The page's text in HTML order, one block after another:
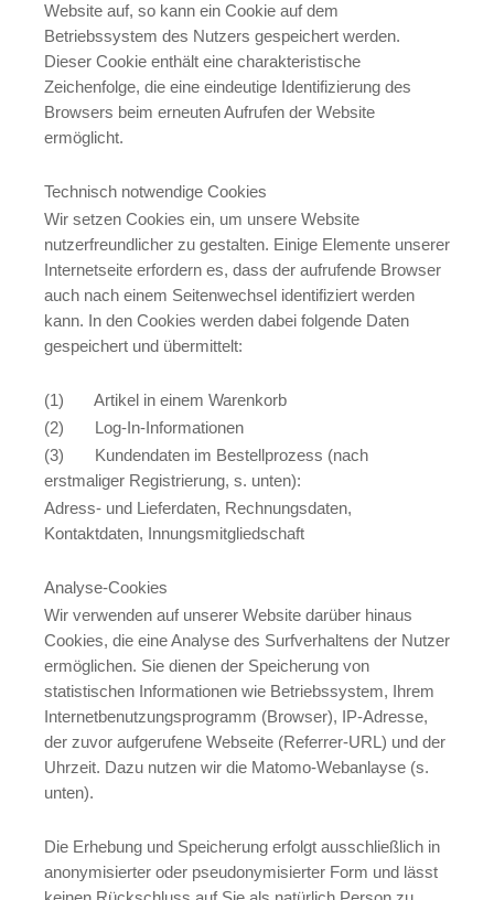
Website auf, so kann ein Cookie auf dem
Betriebssystem des Nutzers gespeichert werden.
Dieser Cookie enthält eine charakteristische
Zeichenfolge, die eine eindeutige Identifizierung des
Browsers beim erneuten Aufrufen der Website
ermöglicht.
Technisch notwendige Cookies
Wir setzen Cookies ein, um unsere Website
nutzerfreundlicher zu gestalten. Einige Elemente unserer
Internetseite erfordern es, dass der aufrufende Browser
auch nach einem Seitenwechsel identifiziert werden
kann. In den Cookies werden dabei folgende Daten
gespeichert und übermittelt:
(1) Artikel in einem Warenkorb
(2) Log-In-Informationen
(3) Kundendaten im Bestellprozess (nach
erstmaliger Registrierung, s. unten):
Adress- und Lieferdaten, Rechnungsdaten,
Kontaktdaten, Innungsmitgliedschaft
Analyse-Cookies
Wir verwenden auf unserer Website darüber hinaus
Cookies, die eine Analyse des Surfverhaltens der Nutzer
ermöglichen. Sie dienen der Speicherung von
statistischen Informationen wie Betriebssystem, Ihrem
Internetbenutzungsprogramm (Browser), IP-Adresse,
der zuvor aufgerufene Webseite (Referrer-URL) und der
Uhrzeit. Dazu nutzen wir die Matomo-Webanlayse (s.
unten).
Die Erhebung und Speicherung erfolgt ausschließlich in
anonymisierter oder pseudonymisierter Form und lässt